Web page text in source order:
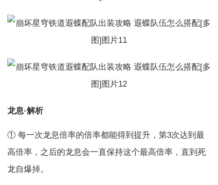
龙息·解析
① 每一次龙息倍率的倍率都能得到提升，第3次达到最
高倍率，之后的龙息会一直保持这个最高倍率，直到死
龙自爆掉。